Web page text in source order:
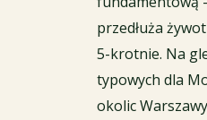
przedłuża
5-krotnie. Na
typowych dla
okolic